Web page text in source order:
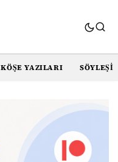
KÖŞE YAZILARI SÖYLEŞI